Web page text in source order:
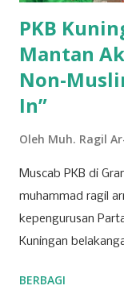
PKB
Mantan
Non-
In”
Oleh Muh. Ragil
Muscab PKB di
muhammad ragil
kepengurusan
Kuningan
semakin
BERBAGI